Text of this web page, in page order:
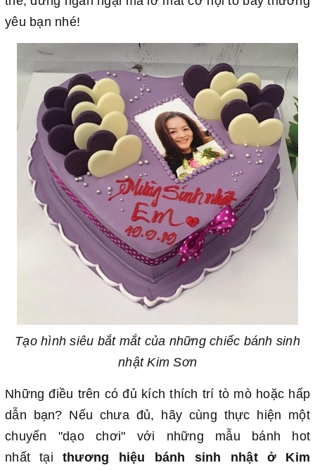
yêu bạn nhé!
Tạo hình siêu bắt mắt của những chiếc bánh sinh
nhật Kim Sơn
Những điều trên có đủ kích thích trí tò mò hoặc hấp
dẫn bạn? Nếu chưa đủ, hãy cùng thực hiện một
chuyến "dạo chơi" với những mẫu bánh hot
nhất tại thương hiệu bánh sinh nhật ở Kim